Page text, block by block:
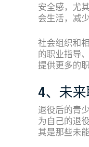
安全感，尤
会生活，减
社会组织和
的职业指导
提供更多的
4、未
退役后的青
为自己的退
其是那些未